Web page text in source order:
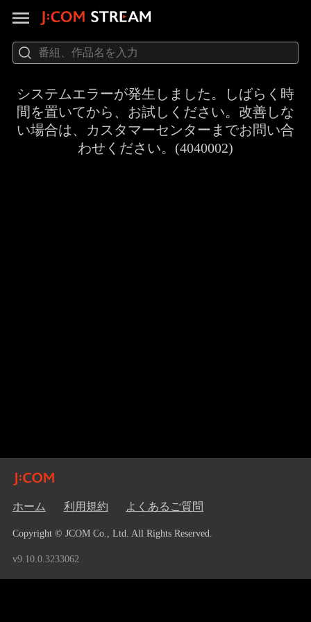
システムエラーが発生しました。しばらく時
間を置いてから、お試しください。改善しな
い場合は、カスタマーセンターまでお問い合
わせください。(4040002)
ホーム 利用規約 よくあるご質問
Copyright © JCOM Co., Ltd. All Rights Reserved.
v9.10.0.3233062